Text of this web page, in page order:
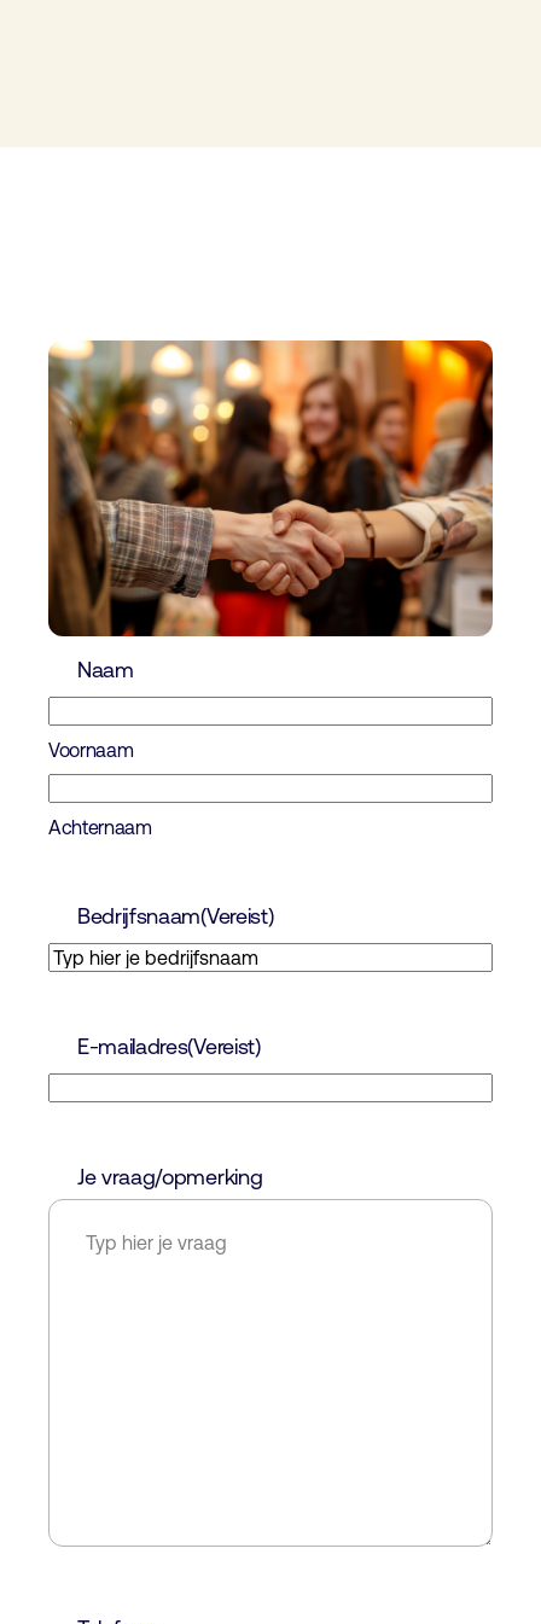
Naam
Voornaam
Achternaam
Bedrijfsnaam(Vereist)
E-mailadres(Vereist)
Je vraag/opmerking